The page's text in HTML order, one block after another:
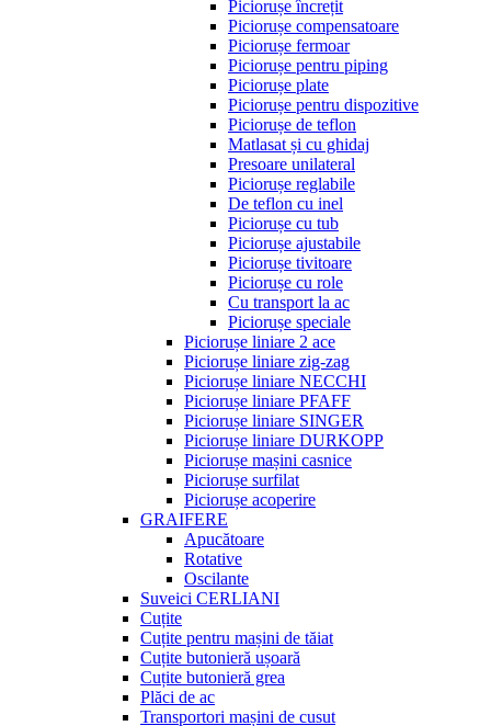
Piciorușe încrețit
Piciorușe compensatoare
Piciorușe fermoar
Piciorușe pentru piping
Piciorușe plate
Piciorușe pentru dispozitive
Piciorușe de teflon
Matlasat și cu ghidaj
Presoare unilateral
Piciorușe reglabile
De teflon cu inel
Piciorușe cu tub
Piciorușe ajustabile
Piciorușe tivitoare
Piciorușe cu role
Cu transport la ac
Piciorușe speciale
Piciorușe liniare 2 ace
Piciorușe liniare zig-zag
Piciorușe liniare NECCHI
Piciorușe liniare PFAFF
Piciorușe liniare SINGER
Piciorușe liniare DURKOPP
Piciorușe mașini casnice
Piciorușe surfilat
Piciorușe acoperire
GRAIFERE
Apucătoare
Rotative
Oscilante
Suveici CERLIANI
Cuțite
Cuțite pentru mașini de tăiat
Cuțite butonieră ușoară
Cuțite butonieră grea
Plăci de ac
Transportori mașini de cusut